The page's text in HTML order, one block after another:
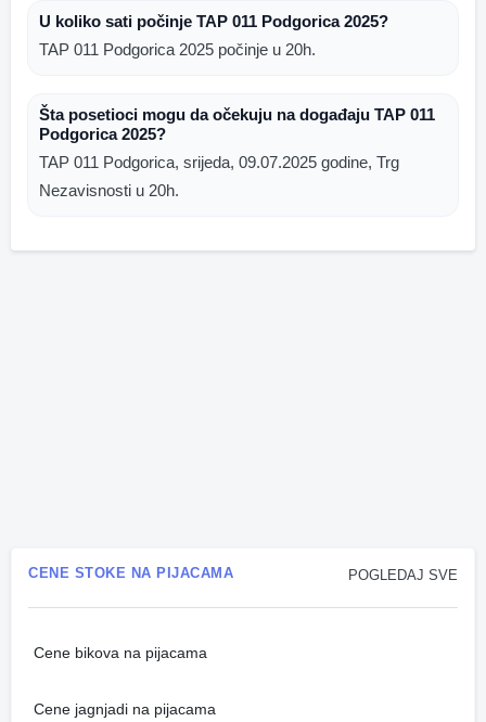
U koliko sati počinje TAP 011 Podgorica 2025?
TAP 011 Podgorica 2025 počinje u 20h.
Šta posetioci mogu da očekuju na događaju TAP 011
Podgorica 2025?
TAP 011 Podgorica, srijeda, 09.07.2025 godine, Trg
Nezavisnosti u 20h.
POGLEDAJ SVE
CENE STOKE NA PIJACAMA
Cene bikova na pijacama
Cene jagnjadi na pijacama